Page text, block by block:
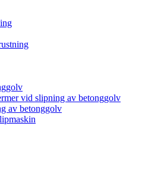
vid slipning av betonggolv
av betonggolv